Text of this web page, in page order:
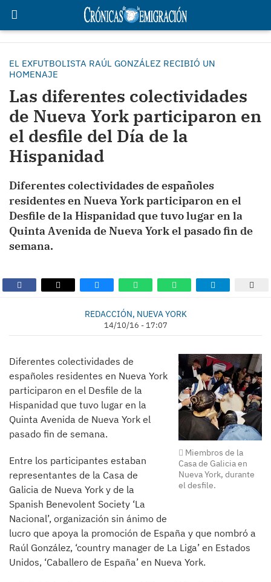
EL EXFUTBOLISTA RAÚL GONZÁLEZ RECIBIÓ UN
HOMENAJE
Las diferentes colectividades
de Nueva York participaron en
el desfile del Día de la
Hispanidad
Diferentes colectividades de españoles
residentes en Nueva York participaron en el
Desfile de la Hispanidad que tuvo lugar en la
Quinta Avenida de Nueva York el pasado fin de
semana.
REDACCIÓN, NUEVA YORK
14/10/16 - 17:07
Miembros de la
Casa de Galicia en
Nueva York, durante
el desfile.
Diferentes colectividades de
españoles residentes en Nueva York
participaron en el Desfile de la
Hispanidad que tuvo lugar en la
Quinta Avenida de Nueva York el
pasado fin de semana.
Entre los participantes estaban
representantes de la Casa de
Galicia de Nueva York y de la
Spanish Benevolent Society ‘La
Nacional’, organización sin ánimo de
lucro que apoya la promoción de España y que nombró a
Raúl González, ‘country manager de La Liga’ en Estados
Unidos, ‘Caballero de España’ en Nueva York.